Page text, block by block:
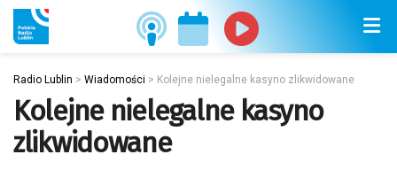
Radio Lublin > Wiadomości > Kolejne nielegalne kasyno zlikwidowane
Kolejne nielegalne kasyno
zlikwidowane